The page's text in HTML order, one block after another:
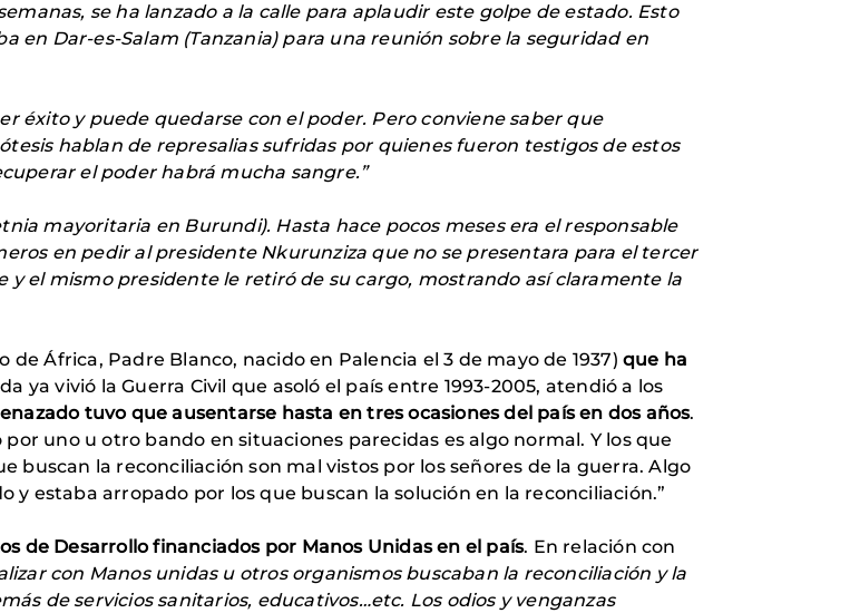
se ha lanzado a la calle para aplaudir este golpe de estado. Esto
en Dar-es-Salam (Tanzania) para una reunión sobre la seguridad en
éxito y puede quedarse con el poder. Pero conviene saber que
hablan de represalias sufridas por quienes fueron testigos de estos
el poder habrá mucha sangre.”
mayoritaria en Burundi). Hasta hace pocos meses era el responsable
en pedir al presidente Nkurunziza que no se presentara para el tercer
el mismo presidente le retiró de su cargo, mostrando así claramente la
de África, Padre Blanco, nacido en Palencia el 3 de mayo de 1937)que ha
ya vivió la Guerra Civil que asoló el país entre 1993-2005, atendió a los
tuvo que ausentarse hasta en tres ocasiones del país en dos años.
uno u otro bando en situaciones parecidas es algo normal. Y los que
buscan la reconciliación son mal vistos por los señores de la guerra. Algo
y estaba arropado por los que buscan la solución en la reconciliación.”
de Desarrollo financiados por Manos Unidas en el país. En relación con
con Manos unidas u otros organismos buscaban la reconciliación y la
de servicios sanitarios, educativos…etc. Los odios y venganzas